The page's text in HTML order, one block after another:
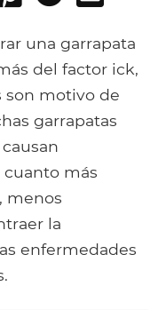
Pocket
una garrapata
del factor ick,
son motivo de
garrapatas
más
menos
la
enfermedades